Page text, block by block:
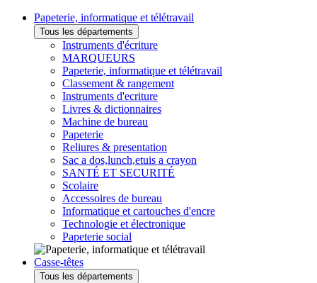
Papeterie, informatique et télétravail
Tous les départements
Instruments d'écriture
MARQUEURS
Papeterie, informatique et télétravail
Classement & rangement
Instruments d'ecriture
Livres & dictionnaires
Machine de bureau
Papeterie
Reliures & presentation
Sac a dos,lunch,etuis a crayon
SANTÉ ET SECURITÉ
Scolaire
Accessoires de bureau
Informatique et cartouches d'encre
Technologie et électronique
Papeterie social
Casse-têtes
Tous les départements